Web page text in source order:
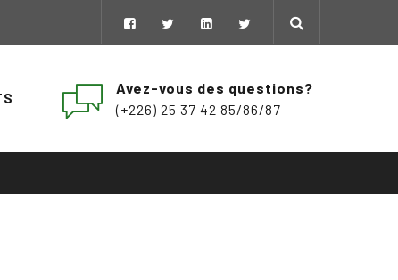
Avez-vous des questions?
(+226) 25 37 42 85/86/87